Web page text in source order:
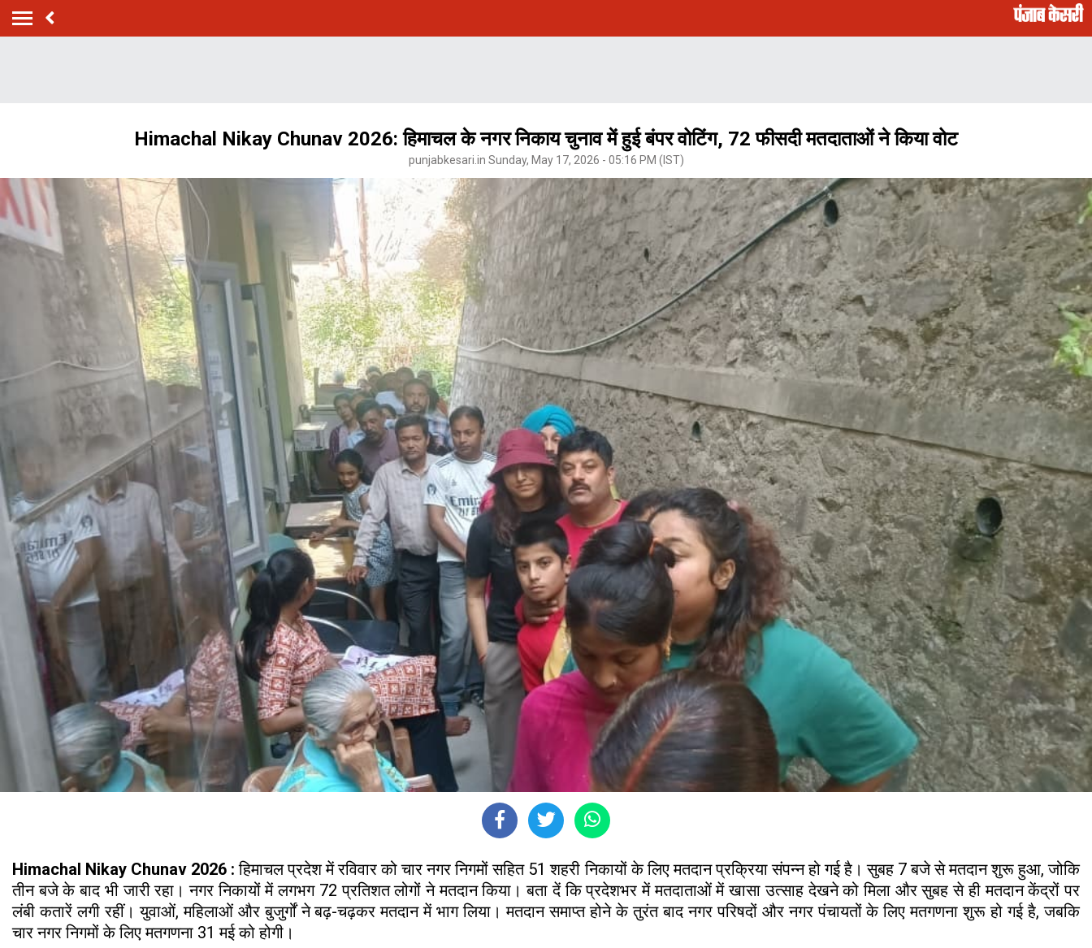
Himachal Nikay Chunav 2026: हिमाचल के नगर निकाय चुनाव में हुई बंपर वोटिंग, 72 फीसदी मतदाताओं ने किया वोट
punjabkesari.in Sunday, May 17, 2026 - 05:16 PM (IST)
Himachal Nikay Chunav 2026 :हिमाचल प्रदेश में रविवार को चार नगर निगमों सहित 51 शहरी निकायों के लिए मतदान प्रक्रिया संपन्न हो गई है। सुबह 7 बजे से मतदान शुरू हुआ, जोकि
तीन बजे के बाद भी जारी रहा। नगर निकायों में लगभग 72 प्रतिशत लोगों ने मतदान किया। बता दें कि प्रदेशभर में मतदाताओं में खासा उत्साह देखने को मिला और सुबह से ही मतदान केंद्रों पर
लंबी कतारें लगी रहीं। युवाओं, महिलाओं और बुजुर्गों ने बढ़-चढ़कर मतदान में भाग लिया। मतदान समाप्त होने के तुरंत बाद नगर परिषदों और नगर पंचायतों के लिए मतगणना शुरू हो गई है, जबकि
चार नगर निगमों के लिए मतगणना 31 मई को होगी।